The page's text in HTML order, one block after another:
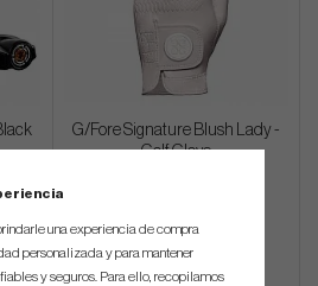
G/Fore Signature Blush Lady -
Golf Glove
una experiencia de compra
personalizada y para mantener
y seguros. Para ello, recopilamos